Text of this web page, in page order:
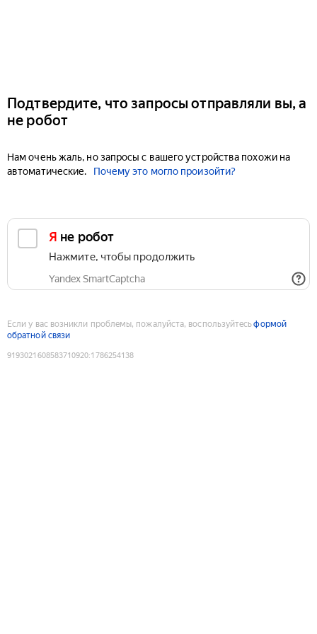
Подтвердите, что запросы отправляли вы, а
не робот
Нам очень жаль, но запросы с вашего устройства похожи на
автоматические.
Почему это могло произойти?
Я не робот
Нажмите, чтобы продолжить
Yandex SmartCaptcha
Если у вас возникли проблемы, пожалуйста, воспользуйтесьформой
обратной связи
9193021608583710920:1786254138